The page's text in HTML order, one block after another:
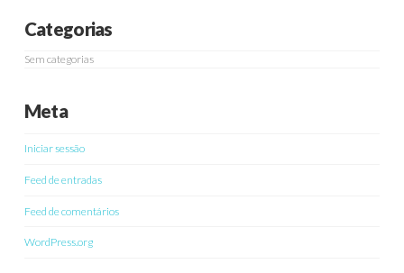
Categorias
Sem categorias
Meta
Iniciar sessão
Feed de entradas
Feed de comentários
WordPress.org